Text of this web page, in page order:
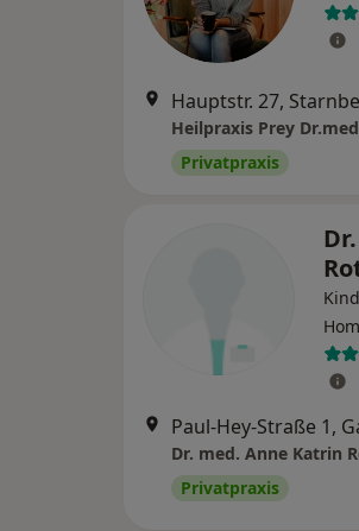
Hauptstr. 27,
Privatpraxis
Paul-Hey-Straße 1,
Dr. med. Anne Katrin
Privatpraxis